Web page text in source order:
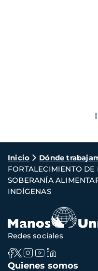
Ruta
de
navegación
Inicio Dónde
FORTALECIMIENTO DE
SOBERANÍA
INDÍGENAS
Navegación
Quienes somos
Redes sociales